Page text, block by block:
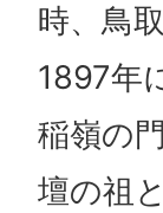
時、鳥
1897年
稲嶺の
壇の祖